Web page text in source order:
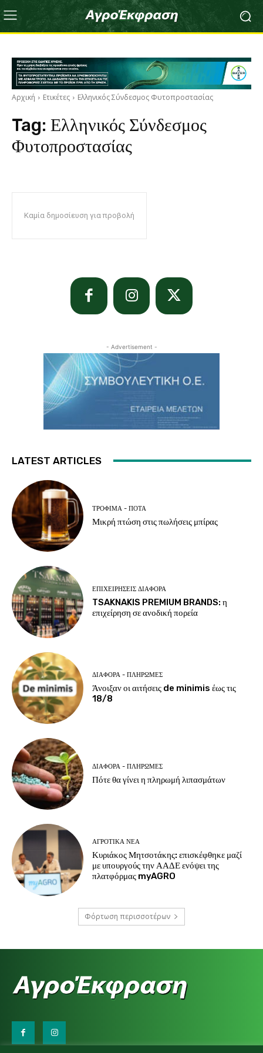
Αρχική Ετικέτες Ελληνικός Σύνδεσμος Φυτοπροστασίας
Tag: Ελληνικός Σύνδεσμος
Φυτοπροστασίας
Καμία δημοσίευση για προβολή
- Advertisement -
LATEST ARTICLES
ΤΡΌΦΙΜΑ - ΠΟΤΆ
Μικρή πτώση στις πωλήσεις μπίρας
ΕΠΙΧΕΙΡΉΣΕΙΣ ΔΙΆΦΟΡΑ
TSAKNAKIS PREMIUM BRANDS: η
επιχείρηση σε ανοδική πορεία
ΔΙΆΦΟΡΑ - ΠΛΗΡΩΜΈΣ
Άνοιξαν οι αιτήσεις de minimis έως τις
18/8
ΔΙΆΦΟΡΑ - ΠΛΗΡΩΜΈΣ
Πότε θα γίνει η πληρωμή λιπασμάτων
ΑΓΡΟΤΙΚΆ ΝΈΑ
Κυριάκος Μητσοτάκης: επισκέφθηκε μαζί
με υπουργούς την ΑΑΔΕ ενόψει της
πλατφόρμας myAGRO
Φόρτωση περισσοτέρων